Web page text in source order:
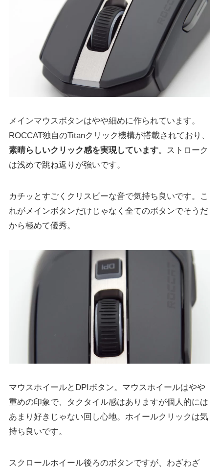
メインマウスボタンはやや細めに作られています。
ROCCAT独自のTitanクリック機構が搭載されており、
素晴らしいクリック感を実現しています。ストローク
は浅めで跳ね返りが強いです。
カチッとすごくクリスピーな音で気持ち良いです。こ
れがメインボタンだけじゃなく全てのボタンでそうだ
から極めて優秀。
マウスホイールとDPIボタン。マウスホイールはやや
重めの印象で、タクタイル感はありますが個人的には
あまり好きじゃない回し心地。ホイールクリックは気
持ち良いです。
スクロールホイール後ろのボタンですが、わざわざ